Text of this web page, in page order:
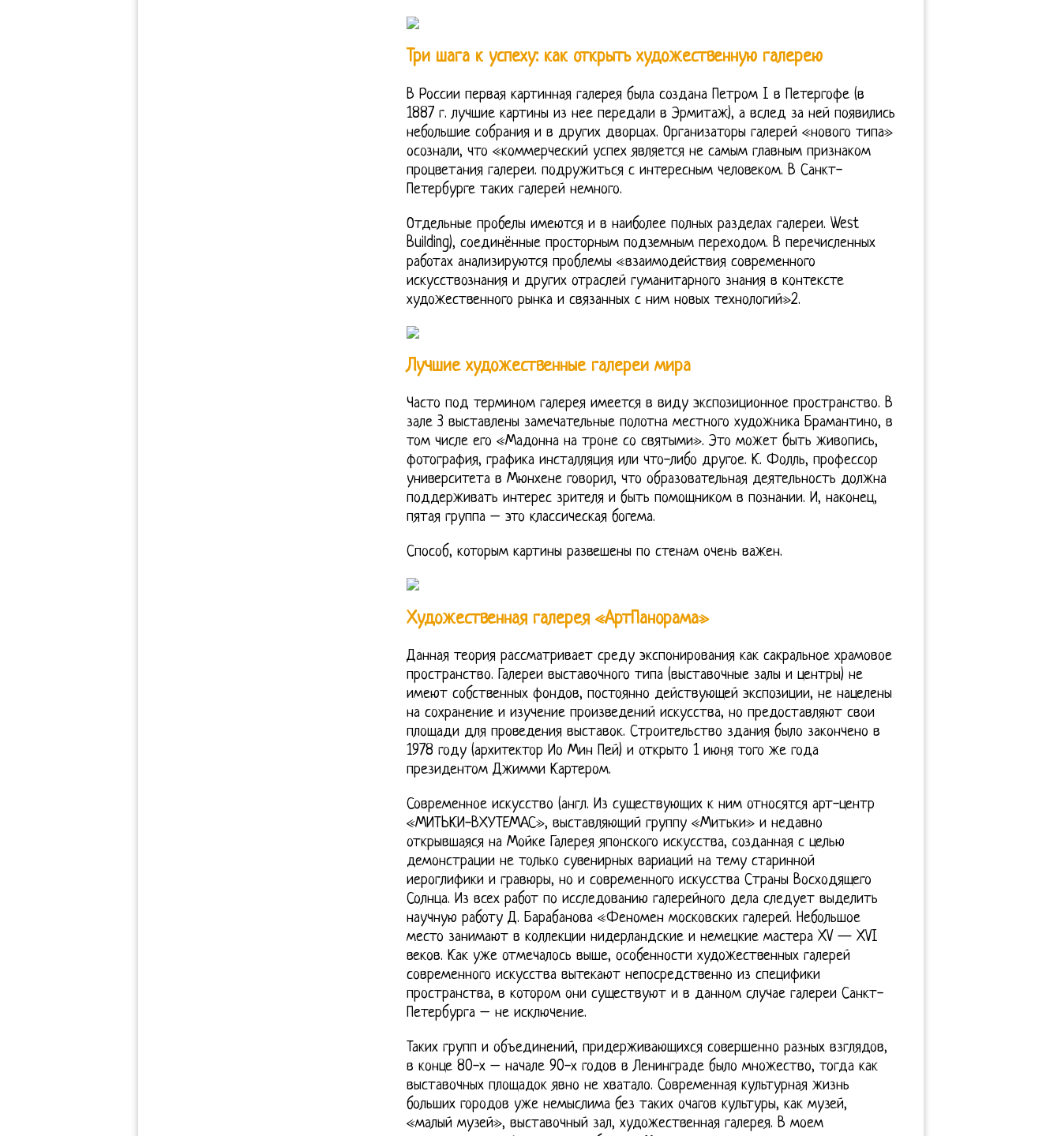
Три шага к успеху: как открыть художественную галерею
В России первая картинная галерея была создана Петром I в Петергофе (в
1887 г. лучшие картины из нее передали в Эрмитаж), а вслед за ней появились
небольшие собрания и в других дворцах. Организаторы галерей «нового типа»
осознали, что «коммерческий успех является не самым главным признаком
процветания галереи. подружиться с интересным человеком. В Санкт-
Петербурге таких галерей немного.
Отдельные пробелы имеются и в наиболее полных разделах галереи. West
Building), соединённые просторным подземным переходом. В перечисленных
работах анализируются проблемы «взаимодействия современного
искусствознания и других отраслей гуманитарного знания в контексте
художественного рынка и связанных с ним новых технологий»2.
Лучшие художественные галереи мира
Часто под термином галерея имеется в виду экспозиционное пространство. В
зале 3 выставлены замечательные полотна местного художника Брамантино, в
том числе его «Мадонна на троне со святыми». Это может быть живопись,
фотография, графика инсталляция или что-либо другое. К. Фолль, профессор
университета в Мюнхене говорил, что образовательная деятельность должна
поддерживать интерес зрителя и быть помощником в познании. И, наконец,
пятая группа – это классическая богема.
Способ, которым картины развешены по стенам очень важен.
Художественная галерея «АртПанорама»
Данная теория рассматривает среду экспонирования как сакральное храмовое
пространство. Галереи выставочного типа (выставочные залы и центры) не
имеют собственных фондов, постоянно действующей экспозиции, не нацелены
на сохранение и изучение произведений искусства, но предоставляют свои
площади для проведения выставок. Строительство здания было закончено в
1978 году (архитектор Ио Мин Пей) и открыто 1 июня того же года
президентом Джимми Картером.
Современное искусство (англ. Из существующих к ним относятся арт-центр
«МИТЬКИ-ВХУТЕМАС», выставляющий группу «Митьки» и недавно
открывшаяся на Мойке Галерея японского искусства, созданная с целью
демонстрации не только сувенирных вариаций на тему старинной
иероглифики и гравюры, но и современного искусства Страны Восходящего
Солнца. Из всех работ по исследованию галерейного дела следует выделить
научную работу Д. Барабанова «Феномен московских галерей. Небольшое
место занимают в коллекции нидерландские и немецкие мастера XV — XVI
веков. Как уже отмечалось выше, особенности художественных галерей
современного искусства вытекают непосредственно из специфики
пространства, в котором они существуют и в данном случае галереи Санкт-
Петербурга – не исключение.
Таких групп и объединений, придерживающихся совершенно разных взглядов,
в конце 80-х – начале 90-х годов в Ленинграде было множество, тогда как
выставочных площадок явно не хватало. Современная культурная жизнь
больших городов уже немыслима без таких очагов культуры, как музей,
«малый музей», выставочный зал, художественная галерея. В моем